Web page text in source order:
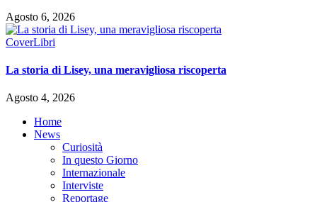
Agosto 6, 2026
CoverLibri
La storia di Lisey, una meravigliosa riscoperta
Agosto 4, 2026
Home
News
Curiosità
In questo Giorno
Internazionale
Interviste
Reportage